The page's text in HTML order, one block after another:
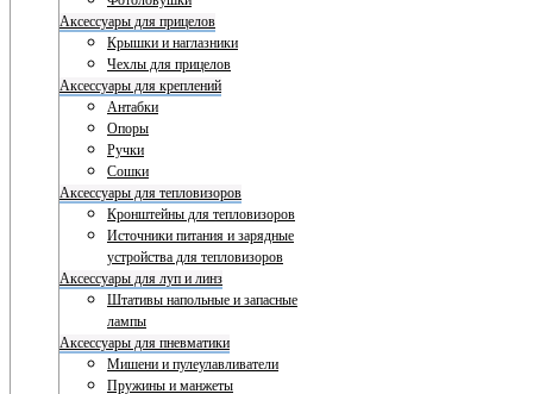
Аксессуары для прицелов
Крышки и наглазники
Чехлы для прицелов
Аксессуары для креплений
Антабки
Опоры
Ручки
Сошки
Аксессуары для тепловизоров
Кронштейны для тепловизоров
Источники питания и зарядные
устройства для тепловизоров
Аксессуары для луп и линз
Штативы напольные и запасные
лампы
Аксессуары для пневматики
Мишени и пулеулавливатели
Пружины и манжеты